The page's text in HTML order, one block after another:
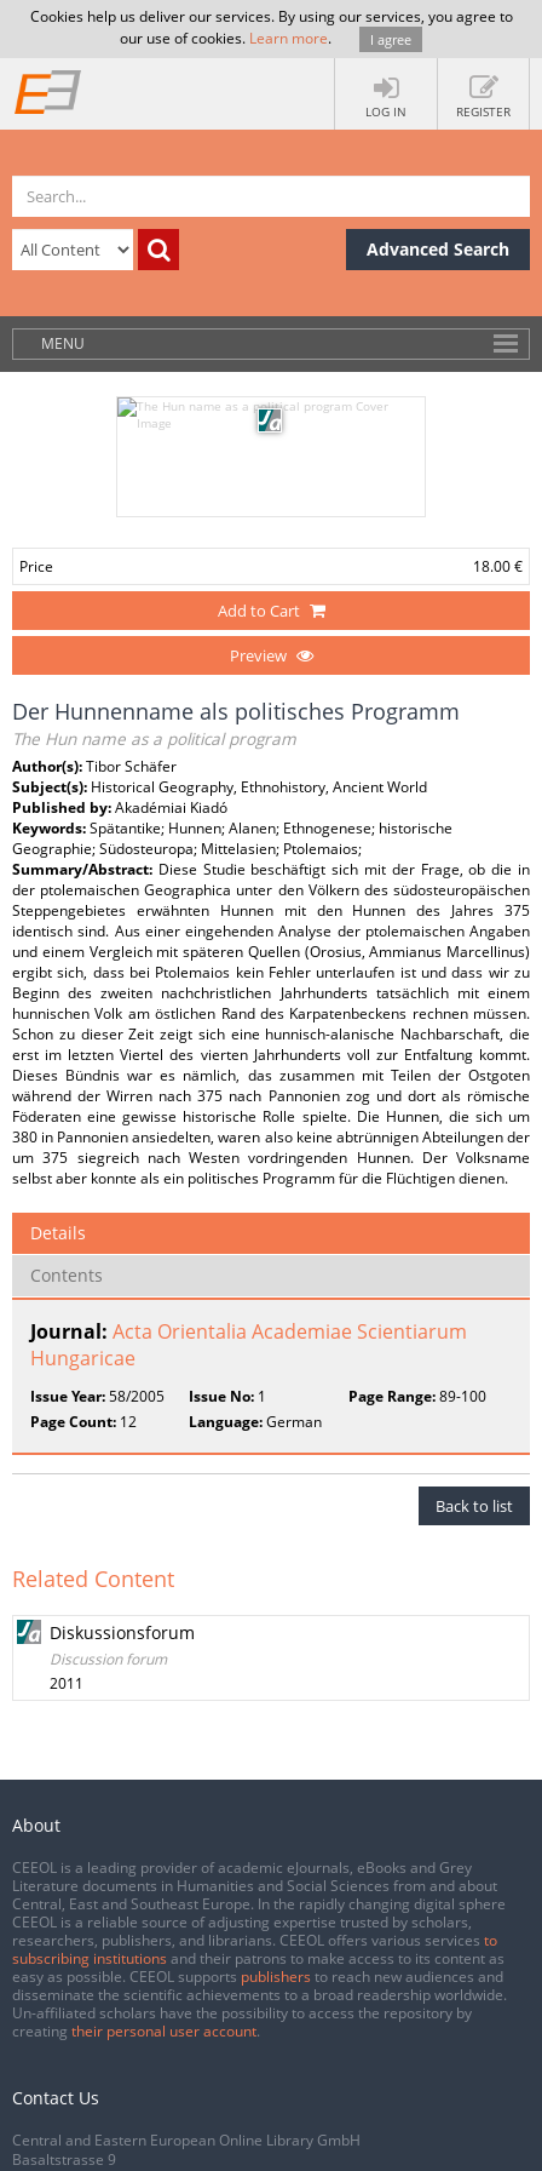
Cookies help us deliver our services. By using our services, you agree to
our use of cookies. Learn more. I agree
LOG IN REGISTER
Advanced Search
MENU
Price 18.00 €
Add to Cart
Preview
Der Hunnenname als politisches Programm
The Hun name as a political program
Author(s):Tibor Schäfer
Subject(s): Historical Geography, Ethnohistory, Ancient World
Published by:Akadémiai Kiadó
Keywords:Spätantike; Hunnen; Alanen; Ethnogenese; historische
Geographie; Südosteuropa; Mittelasien; Ptolemaios;
Summary/Abstract: Diese Studie beschäftigt sich mit der Frage, ob die in
der ptolemaischen Geographica unter den Völkern des südosteuropäischen
Steppengebietes erwähnten Hunnen mit den Hunnen des Jahres 375
identisch sind. Aus einer eingehenden Analyse der ptolemaischen Angaben
und einem Vergleich mit späteren Quellen (Orosius, Ammianus Marcellinus)
ergibt sich, dass bei Ptolemaios kein Fehler unterlaufen ist und dass wir zu
Beginn des zweiten nachchristlichen Jahrhunderts tatsächlich mit einem
hunnischen Volk am östlichen Rand des Karpatenbeckens rechnen müssen.
Schon zu dieser Zeit zeigt sich eine hunnisch-alanische Nachbarschaft, die
erst im letzten Viertel des vierten Jahrhunderts voll zur Entfaltung kommt.
Dieses Bündnis war es nämlich, das zusammen mit Teilen der Ostgoten
während der Wirren nach 375 nach Pannonien zog und dort als römische
Föderaten eine gewisse historische Rolle spielte. Die Hunnen, die sich um
380 in Pannonien ansiedelten, waren also keine abtrünnigen Abteilungen der
um 375 siegreich nach Westen vordringenden Hunnen. Der Volksname
selbst aber konnte als ein politisches Programm für die Flüchtigen dienen.
Details
Contents
Journal: Acta Orientalia Academiae Scientiarum
Hungaricae
Issue Year:58/2005 Issue No: 1 Page Range:89-100
Page Count: 12 Language:German
Back to list
Related Content
Diskussionsforum
Discussion forum
2011
About
CEEOL is a leading provider of academic eJournals, eBooks and Grey
Literature documents in Humanities and Social Sciences from and about
Central, East and Southeast Europe. In the rapidly changing digital sphere
CEEOL is a reliable source of adjusting expertise trusted by scholars,
researchers, publishers, and librarians. CEEOL offers various services to
subscribing institutions and their patrons to make access to its content as
easy as possible. CEEOL supports publishers to reach new audiences and
disseminate the scientific achievements to a broad readership worldwide.
Un-affiliated scholars have the possibility to access the repository by
creating their personal user account.
Contact Us
Central and Eastern European Online Library GmbH
Basaltstrasse 9